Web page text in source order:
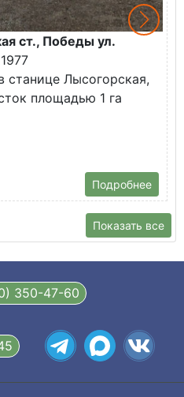
ст., Победы ул.
станице Лысогорская,
площадью 1 га
Подробнее
Показать все
350-47-60